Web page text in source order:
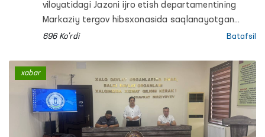
viloyatidagi Jazoni ijro etish departamentining
Markaziy tergov hibsxonasida saqlanayotgan
shaxslarning salomatligi bilan bog‘liq holatlar
holatni o‘rganish so‘ralgan xabarlar yuzasidan
quyidagilar maʼlum qilinadi.
696 Ko'rdi Batafsil
xabar